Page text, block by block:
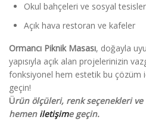
Okul bahçeleri ve sosyal tesisler
Açık hava restoran ve kafeler
Ormancı Piknik Masası, doğayla
yapısıyla açık alan projelerinizin
fonksiyonel hem estetik bu çözüm
geçin!
Ürün ölçüleri, renk seçenekleri
hemen iletişime geçin.